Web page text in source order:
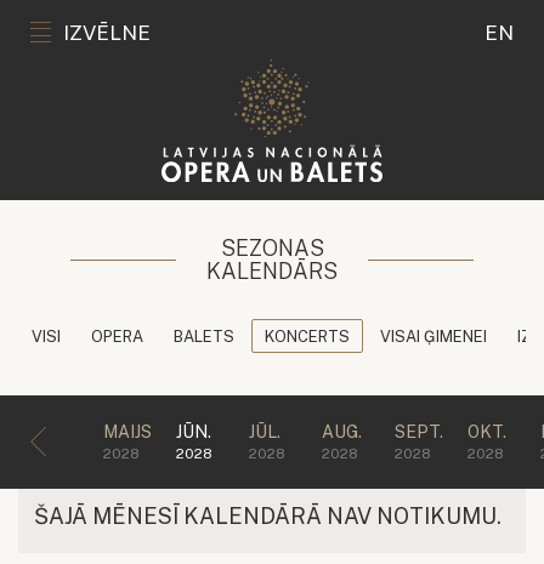
IZVĒLNE EN
SEZONAS
KALENDĀRS
VISI OPERA BALETS KONCERTS VISAI ĢIMENEI
MAIJS
2028
JŪN.
2028
JŪL.
2028
AUG.
2028
SEPT.
2028
OKT.
2028
ŠAJĀ MĒNESĪ KALENDĀRĀ NAV NOTIKUMU.